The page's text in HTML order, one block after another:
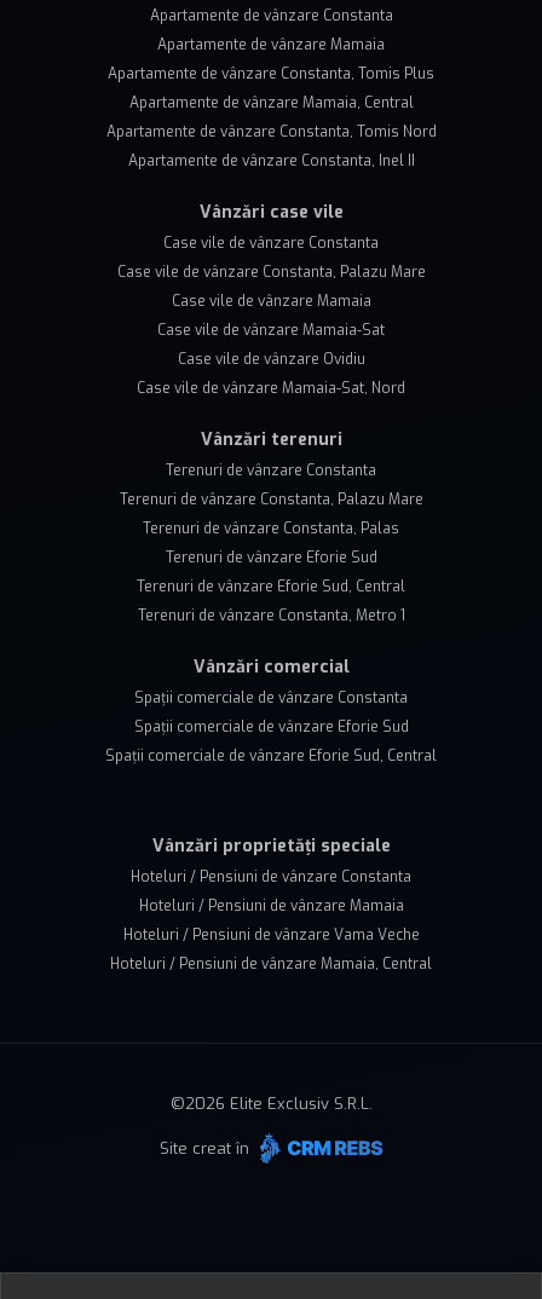
Apartamente de vânzare Constanta
Apartamente de vânzare Mamaia
Apartamente de vânzare Constanta, Tomis Plus
Apartamente de vânzare Mamaia, Central
Apartamente de vânzare Constanta, Tomis Nord
Apartamente de vânzare Constanta, Inel II
Vânzări case vile
Case vile de vânzare Constanta
Case vile de vânzare Constanta, Palazu Mare
Case vile de vânzare Mamaia
Case vile de vânzare Mamaia-Sat
Case vile de vânzare Ovidiu
Case vile de vânzare Mamaia-Sat, Nord
Vânzări terenuri
Terenuri de vânzare Constanta
Terenuri de vânzare Constanta, Palazu Mare
Terenuri de vânzare Constanta, Palas
Terenuri de vânzare Eforie Sud
Terenuri de vânzare Eforie Sud, Central
Terenuri de vânzare Constanta, Metro 1
Vânzări comercial
Spații comerciale de vânzare Constanta
Spații comerciale de vânzare Eforie Sud
Spații comerciale de vânzare Eforie Sud, Central
Vânzări proprietăți speciale
Hoteluri / Pensiuni de vânzare Constanta
Hoteluri / Pensiuni de vânzare Mamaia
Hoteluri / Pensiuni de vânzare Vama Veche
Hoteluri / Pensiuni de vânzare Mamaia, Central
©2026 Elite Exclusiv S.R.L.
Site creat în